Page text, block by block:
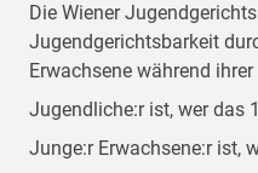
Die Wiener
Jugendgerichtsbarkeit
Erwachsene während
Jugendliche:r ist, wer das
Junge:r Erwachsene:r ist,